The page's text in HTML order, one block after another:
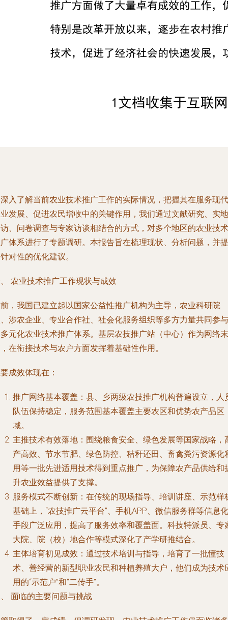
入了解当前农业技术推广工作的实际情况，把握其在服务现代
发展、促进农民增收中的关键作用，我们通过文献研究、实地
、问卷调查与专家访谈相结合的方式，对多个地区的农业技术
体系进行了专题调研。本报告旨在梳理现状、分析问题，并提
对性的优化建议。
农业技术推广工作现状与成效
，我国已建立起以国家公益性推广机构为主导，农业科研院
涉农企业、专业合作社、社会化服务组织等多方力量共同参与
元化农业技术推广体系。基层农技推广站（中心）作为网络末
在衔接技术与农户方面发挥着基础性作用。
成效体现在：
推广网络基本覆盖 ：县、乡两级农技推广机构普遍设立，人
队伍保持稳定，服务范围基本覆盖主要农区和优势农产品区
域。
主推技术有效落地 ：围绕粮食安全、绿色发展等国家战略，
产高效、节水节肥、绿色防控、秸秆还田、畜禽粪污资源化
用等一批先进适用技术得到重点推广，为保障农产品供给和
升农业效益提供了支撑。
服务模式不断创新 ：在传统的现场指导、培训讲座、示范样
基础上，“农技推广云平台”、手机APP、微信服务群等信息化
手段广泛应用，提高了服务效率和覆盖面。科技特派员、专
大院、院（校）地合作等模式深化了产学研推结合。
主体培育初见成效 ：通过技术培训与指导，培育了一批懂技
术、善经营的新型职业农民和种植养殖大户，他们成为技术
用的“示范户”和“二传手”。
面临的主要问题与挑战